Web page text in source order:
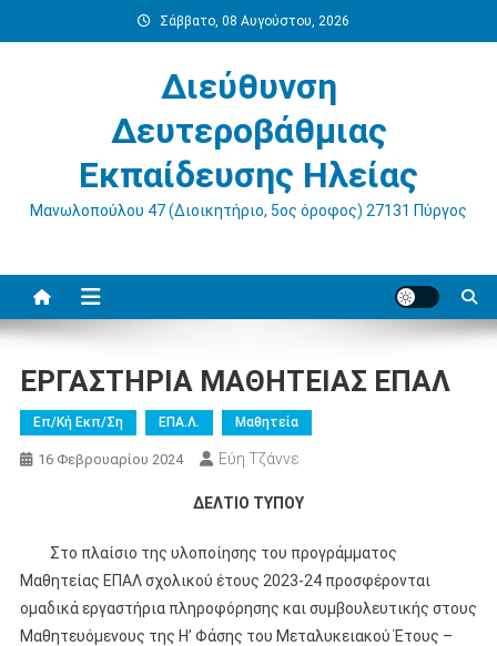
στο
Σάββατο, 08 Αυγούστου, 2026
Διεύθυνση
Δευτεροβάθμιας
Εκπαίδευσης Ηλείας
Μανωλοπούλου 47 (Διοικητήριο, 5ος όροφος) 27131 Πύργος
ΕΡΓΑΣΤΗΡΙΑ ΜΑΘΗΤΕΙΑΣ ΕΠΑΛ
Επ/κή Εκπ/ση ΕΠΑ.Λ. Μαθητεία
16 Φεβρουαρίου 2024 Εύη Τζάννε
ΔΕΛΤΙΟ ΤΥΠΟΥ
Στο πλαίσιο της υλοποίησης του προγράμματος
Μαθητείας ΕΠΑΛ σχολικού έτους 2023-24 προσφέρονται
ομαδικά εργαστήρια πληροφόρησης και συμβουλευτικής στους
Μαθητευόμενους της Η’ Φάσης του Μεταλυκειακού Έτους –